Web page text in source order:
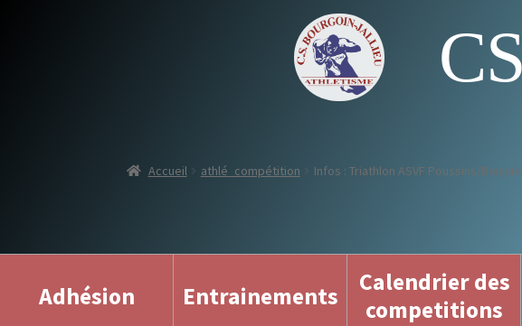
Accueil athlé_compétition Infos : Triathlon ASVF Poussins/
Adhésion Entrainements
Calendrier des
competitions